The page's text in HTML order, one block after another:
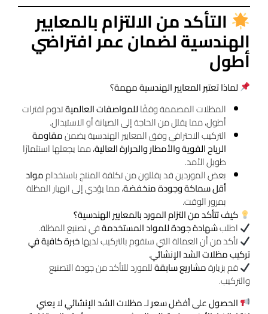
التأكد من الالتزام بالمعايير
الهندسية لضمان عمر افتراضي
أطول
لماذا تعتبر المعايير الهندسية مهمة؟
المظلات المصممة وفقًاللمواصفات العالميةتدوم لفترات
أطول، مما يقلل من الحاجة إلى الصيانة أو الاستبدال.
التركيب الاحترافي وفق المعايير الهندسية يضمنمقاومة
الرياح القوية والأمطار والحرارة العالية، مما يجعلها استثمارًا
طويل الأمد.
بعض الموردين قد يقللون من تكلفة المنتج باستخداممواد
أقل سماكة وجودة منخفضة، مما يؤدي إلى انهيار المظلة
بمرور الوقت.
كيف تتأكد من التزام المورد بالمعايير الهندسية؟
اطلبشهادة جودة للمواد المستخدمةفي تصنيع المظلة.
تأكد من أن العمالة التي ستقوم بالتركيب لديهاخبرة كافية في
تركيب مظلات الشد الإنشائي.
قم بزيارةمشاريع سابقةللمورد للتأكد من جودة التصنيع
والتركيب.
الحصول على أفضل سعر لـ مظلات الشد الإنشائي لا يعني